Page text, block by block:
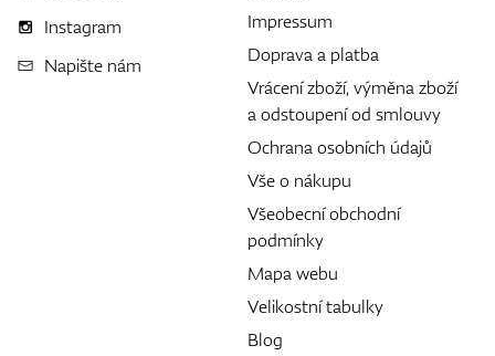
Instagram
Napište nám
Impressum
Doprava a platba
Vrácení zboží, výměna zboží
a odstoupení od smlouvy
Ochrana osobních údajů
Vše o nákupu
Všeobecní obchodní
podmínky
Mapa webu
Velikostní tabulky
Blog